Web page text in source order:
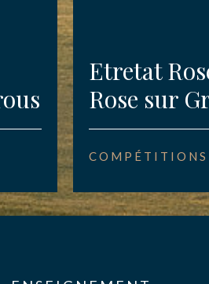
Etretat
Rose sur
COMPÉTITIONS